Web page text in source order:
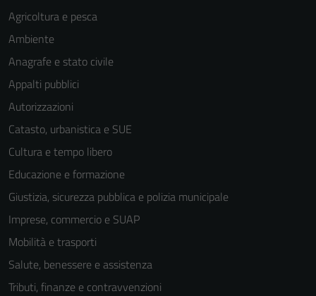
Agricoltura e pesca
Ambiente
Anagrafe e stato civile
Appalti pubblici
Autorizzazioni
Catasto, urbanistica e SUE
Cultura e tempo libero
Educazione e formazione
Giustizia, sicurezza pubblica e polizia municipale
Imprese, commercio e SUAP
Mobilità e trasporti
Salute, benessere e assistenza
Tributi, finanze e contravvenzioni